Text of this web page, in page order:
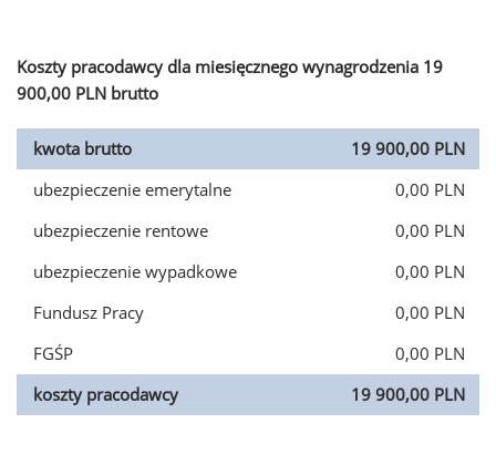
Koszty pracodawcy dla miesięcznego wynagrodzenia 19
900,00 PLN brutto
kwota brutto
19 900,00 PLN
ubezpieczenie emerytalne
0,00 PLN
ubezpieczenie rentowe
0,00 PLN
ubezpieczenie wypadkowe
0,00 PLN
Fundusz Pracy
0,00 PLN
FGŚP
0,00 PLN
koszty pracodawcy
19 900,00 PLN